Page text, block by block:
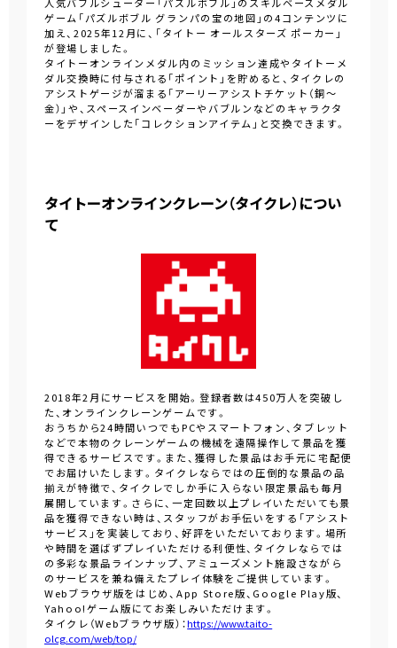
ゲーム「パズルボブル グランパの宝の地図」の4コンテンツに
加え、2025年12月に、「タイトー オールスターズ ポーカー」
が登場しました。
タイトーオンラインメダル内のミッション達成やタイトーメ
ダル交換時に付与される「ポイント」を貯めると、タイクレの
アシストゲージが溜まる「アーリーアシストチケット（銅～
金）」や、スペースインベーダーやバブルンなどのキャラクタ
ーをデザインした「コレクションアイテム」と交換できます。
タイトーオンラインクレーン（タイクレ）につい
て
2018年2月にサービスを開始。登録者数は450万人を突破し
た、オンラインクレーンゲームです。
おうちから24時間いつでもPCやスマートフォン、タブレット
などで本物のクレーンゲームの機械を遠隔操作して景品を獲
得できるサービスです。また、獲得した景品はお手元に宅配便
でお届けいたします。タイクレならではの圧倒的な景品の品
揃えが特徴で、タイクレでしか手に入らない限定景品も毎月
展開しています。さらに、一定回数以上プレイいただいても景
品を獲得できない時は、スタッフがお手伝いをする「アシスト
サービス」を実装しており、好評をいただいております。場所
や時間を選ばずプレイいただける利便性、タイクレならでは
の多彩な景品ラインナップ、アミューズメント施設さながら
のサービスを兼ね備えたプレイ体験をご提供しています。
Webブラウザ版をはじめ、App Store版、Google Play版、
Yahoo!ゲーム版にてお楽しみいただけます。
タイクレ（Webブラウザ版）：https://www.taito-
olcg.com/web/top/